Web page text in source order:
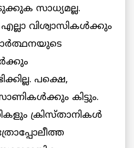
സാധ്യമല്ല.
വിശ്വാസികള്‍ക്കും
പക്ഷെ,
കിട്ടും.
ക്രിസ്താനികള്‍